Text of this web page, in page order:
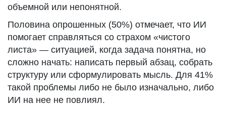
объемной или непонятной.
Половина опрошенных (50%) отмечает, что ИИ
помогает справляться со страхом «чистого
листа» — ситуацией, когда задача понятна, но
сложно начать: написать первый абзац, собрать
структуру или сформулировать мысль. Для 41%
такой проблемы либо не было изначально, либо
ИИ на нее не повлиял.